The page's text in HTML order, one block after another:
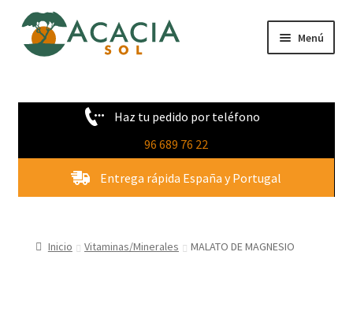
Ir
Ir
al
Menú
Novedades
Contacto
Haz tu pedido por teléfono
96 689 76 22
Entrega rápida España y Portugal
Inicio Vitaminas/Minerales MALATO DE MAGNESIO